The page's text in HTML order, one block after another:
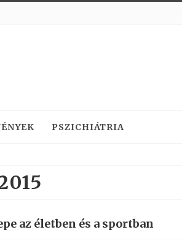
PSZICHIÁTRIA
az életben és a sportban